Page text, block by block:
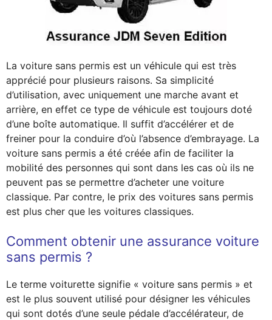
La voiture sans permis est un véhicule qui est très
apprécié pour plusieurs raisons. Sa simplicité
d’utilisation, avec uniquement une marche avant et
arrière, en effet ce type de véhicule est toujours doté
d’une boîte automatique. Il suffit d’accélérer et de
freiner pour la conduire d’où l’absence d’embrayage. La
voiture sans permis a été créée afin de faciliter la
mobilité des personnes qui sont dans les cas où ils ne
peuvent pas se permettre d’acheter une voiture
classique. Par contre, le prix des voitures sans permis
est plus cher que les voitures classiques.
Comment obtenir une assurance voiture
sans permis ?
Le terme voiturette signifie « voiture sans permis » et
est le plus souvent utilisé pour désigner les véhicules
qui sont dotés d’une seule pédale d’accélérateur, de